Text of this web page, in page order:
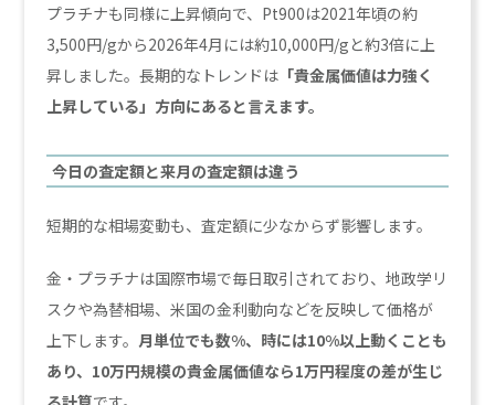
プラチナも同様に上昇傾向で、Pt900は2021年頃の約
3,500円/gから2026年4月には約10,000円/gと約3倍に上
昇しました。長期的なトレンドは 「貴金属価値は力強く
上昇している」方向にあると言えます。
今日の査定額と来月の査定額は違う
短期的な相場変動も、査定額に少なからず影響します。
金・プラチナは国際市場で毎日取引されており、地政学リ
スクや為替相場、米国の金利動向などを反映して価格が
上下します。 月単位でも数%、時には10%以上動くことも
あり、10万円規模の貴金属価値なら1万円程度の差が生じ